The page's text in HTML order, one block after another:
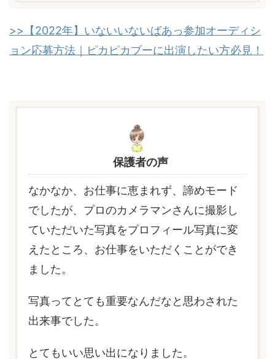
>>【2022年】いないいないばあっ参加オーディシ
ョン応募方法｜ピカピカブーに出演したい方必見！
保護者の声
なかなか、お仕事に恵まれず、諦めモード
でしたが、プロのカメラマンさんに撮影し
ていただいた写真をプロフィール写真に変
えたところ、お仕事をいただくことができ
ました。
写真ってとても重要なんだなと思わされた
出来事でした。
とてもいい思い出になりました。